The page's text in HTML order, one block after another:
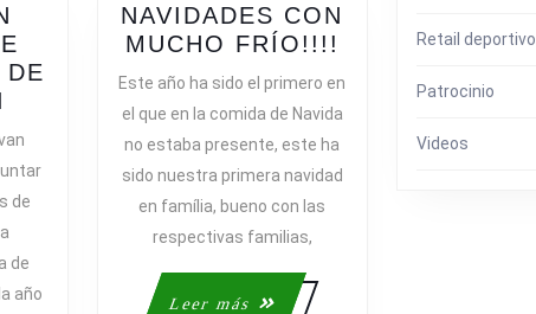
DE
JORNADA
DE
“GERMANOR”
DE
C.E.
CREPI
de
de
año
NAVIDADES CON
MUCHO FRÍO!!!!
NAVIDADES
MUCHO
FRÍO!!!!
Este año ha sido el primero en
el que en la comida de Navida
no estaba presente, este ha
sido nuestra primera navidad
en família, bueno con las
respectivas familias,
Leer más
Leer
Retail deportivo
Patrocinio
Videos